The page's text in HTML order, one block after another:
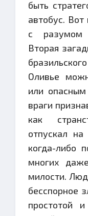
быть
автобус. Вот
с разумом
Вторая
Оливье
или
враги
как
отпускал
когда-либо
многих
милости.
бесспорное
простотой